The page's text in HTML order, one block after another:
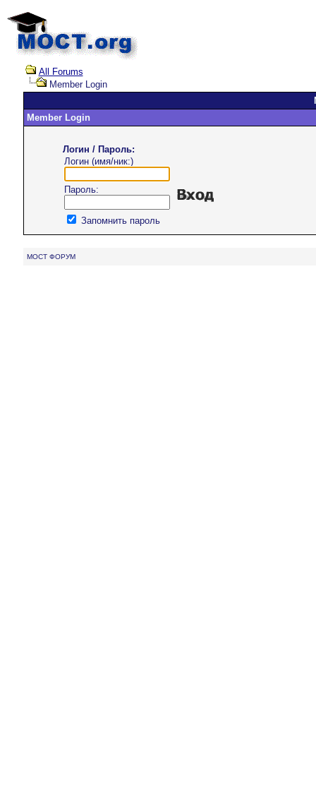
All Forums
Member Login
Member Login
Логин / Пароль:
Логин (имя/ник:)
Пароль:
Запомнить пароль
MOCT ФОРУМ